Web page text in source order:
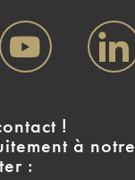
!
à notre
: